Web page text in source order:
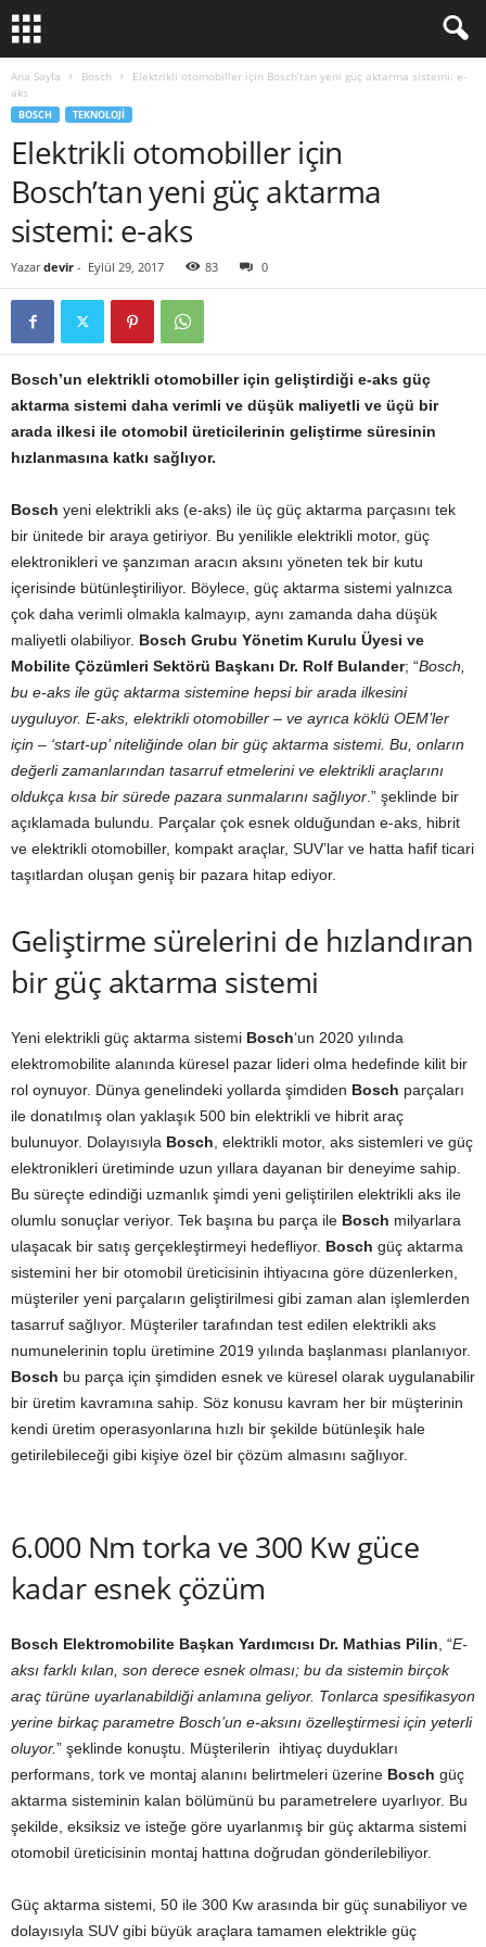
Ana Sayfa Bosch
Elektrikli otomobiller için Bosch’tan yeni güç aktarma sistemi: e-
aks
BOSCH TEKNOLOJI
Elektrikli otomobiller için
Bosch’tan yeni güç aktarma
sistemi: e-aks
Yazar devir - Eylül 29, 2017 83 0
Bosch’un elektrikli otomobiller için geliştirdiği e-aks güç
aktarma sistemi daha verimli ve düşük maliyetli ve üçü bir
arada ilkesi ile otomobil üreticilerinin geliştirme süresinin
hızlanmasına katkı sağlıyor.
Bosch yeni elektrikli aks (e-aks) ile üç güç aktarma parçasını tek
bir ünitede bir araya getiriyor. Bu yenilikle elektrikli motor, güç
elektronikleri ve şanzıman aracın aksını yöneten tek bir kutu
içerisinde bütünleştiriliyor. Böylece, güç aktarma sistemi yalnızca
çok daha verimli olmakla kalmayıp, aynı zamanda daha düşük
maliyetli olabiliyor. Bosch Grubu Yönetim Kurulu Üyesi ve
Mobilite Çözümleri Sektörü Başkanı Dr. Rolf Bulander; “Bosch,
bu e-aks ile güç aktarma sistemine hepsi bir arada ilkesini
uyguluyor. E-aks, elektrikli otomobiller – ve ayrıca köklü OEM’ler
için – ‘start-up’ niteliğinde olan bir güç aktarma sistemi. Bu, onların
değerli zamanlarından tasarruf etmelerini ve elektrikli araçlarını
oldukça kısa bir sürede pazara sunmalarını sağlıyor .” şeklinde bir
açıklamada bulundu. Parçalar çok esnek olduğundan e-aks, hibrit
ve elektrikli otomobiller, kompakt araçlar, SUV’lar ve hatta hafif ticari
taşıtlardan oluşan geniş bir pazara hitap ediyor.
Geliştirme sürelerini de hızlandıran
bir güç aktarma sistemi
Yeni elektrikli güç aktarma sistemi Bosch‘un 2020 yılında
elektromobilite alanında küresel pazar lideri olma hedefinde kilit bir
rol oynuyor. Dünya genelindeki yollarda şimdiden Bosch parçaları
ile donatılmış olan yaklaşık 500 bin elektrikli ve hibrit araç
bulunuyor. Dolayısıyla Bosch , elektrikli motor, aks sistemleri ve güç
elektronikleri üretiminde uzun yıllara dayanan bir deneyime sahip.
Bu süreçte edindiği uzmanlık şimdi yeni geliştirilen elektrikli aks ile
olumlu sonuçlar veriyor. Tek başına bu parça ile Bosch milyarlara
ulaşacak bir satış gerçekleştirmeyi hedefliyor. Bosch güç aktarma
sistemini her bir otomobil üreticisinin ihtiyacına göre düzenlerken,
müşteriler yeni parçaların geliştirilmesi gibi zaman alan işlemlerden
tasarruf sağlıyor. Müşteriler tarafından test edilen elektrikli aks
numunelerinin toplu üretimine 2019 yılında başlanması planlanıyor.
Bosch bu parça için şimdiden esnek ve küresel olarak uygulanabilir
bir üretim kavramına sahip. Söz konusu kavram her bir müşterinin
kendi üretim operasyonlarına hızlı bir şekilde bütünleşik hale
getirilebileceği gibi kişiye özel bir çözüm almasını sağlıyor.
6.000 Nm torka ve 300 Kw güce
kadar esnek çözüm
Bosch Elektromobilite Başkan Yardımcısı Dr. Mathias Pilin , “E-
aksı farklı kılan, son derece esnek olması; bu da sistemin birçok
araç türüne uyarlanabildiği anlamına geliyor. Tonlarca spesifikasyon
yerine birkaç parametre Bosch’un e-aksını özelleştirmesi için yeterli
oluyor.” şeklinde konuştu. Müşterilerin ihtiyaç duydukları
performans, tork ve montaj alanını belirtmeleri üzerine Bosch güç
aktarma sisteminin kalan bölümünü bu parametrelere uyarlıyor. Bu
şekilde, eksiksiz ve isteğe göre uyarlanmış bir güç aktarma sistemi
otomobil üreticisinin montaj hattına doğrudan gönderilebiliyor.
Güç aktarma sistemi, 50 ile 300 Kw arasında bir güç sunabiliyor ve
dolayısıyla SUV gibi büyük araçlara tamamen elektrikle güç